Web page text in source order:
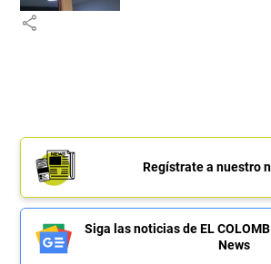
share
Regístrate a nuestro
Siga las noticias de EL
News